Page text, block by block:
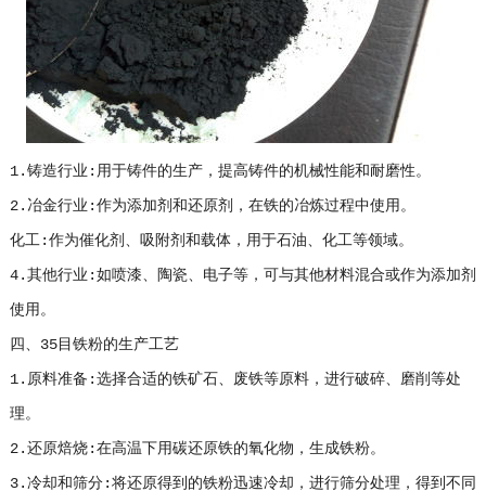
1.铸造行业:用于铸件的生产，提高铸件的机械性能和耐磨性。
2.冶金行业:作为添加剂和还原剂，在铁的冶炼过程中使用。
化工:作为催化剂、吸附剂和载体，用于石油、化工等领域。
4.其他行业:如喷漆、陶瓷、电子等，可与其他材料混合或作为添加剂
使用。
四、35目铁粉的生产工艺
1.原料准备:选择合适的铁矿石、废铁等原料，进行破碎、磨削等处
理。
2.还原焙烧:在高温下用碳还原铁的氧化物，生成铁粉。
3.冷却和筛分:将还原得到的铁粉迅速冷却，进行筛分处理，得到不同